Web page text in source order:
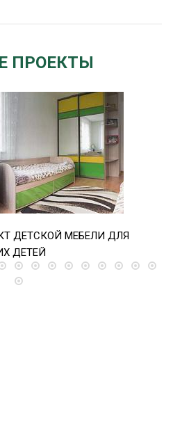
ПРОЕКТЫ
ДЕТСКОЙ МЕБЕЛИ ДЛЯ
ДЕТЕЙ